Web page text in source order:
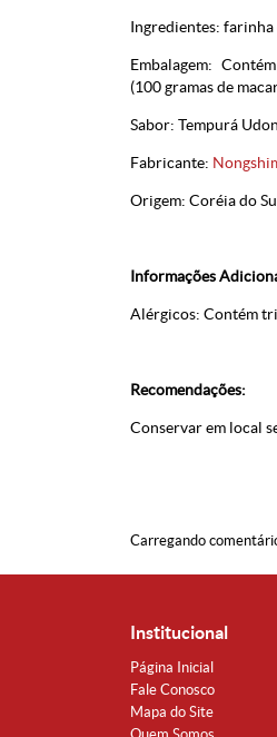
Ingredientes: farinha
Embalagem:
(100 gramas de
Sabor: Tempurá Udon
Fabricante:
Origem: Coréia do
Informações
Alérgicos: Contém
Recomendações:
Conservar em local
Carregando
Institucional
Página Inicial
Fale Conosco
Mapa do Site